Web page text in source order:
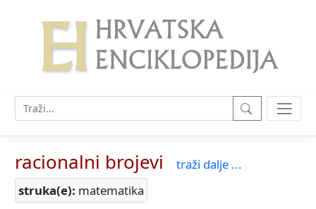
racionalni brojevi
traži dalje ...
struka(e): matematika